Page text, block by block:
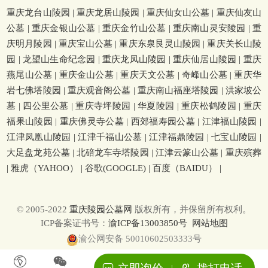
重庆龙台山陵园 | 重庆龙居山陵园 | 重庆仙女山公墓 | 重庆仙友山
公墓 |重庆金银山公墓 | 重庆金竹山公墓 | 重庆南山灵安陵园 | 重
庆明月陵园 | 重庆宝山公墓 |重庆东泉艮灵山陵园 |重庆关长山陵
园 | 龙望山生命纪念园 | 重庆龙凤山陵园 | 重庆仙居山陵园 | 重庆
燕尾山公墓 | 重庆金山公墓|重庆天文公墓 | 奇峰山公墓 |重庆华
岩七佛塔陵园 | 重庆观音阁公墓 | 重庆南山福座塔陵园 | 洪家坡公
墓 | 四公里公墓 |重庆寺坪陵园 |华夏陵园 | 重庆松鹤陵园 | 重庆
福果山陵园 | 重庆佛灵寺公墓| 西郊福寿园公墓| 江津福山陵园 |
江津凤凰山陵园 |江津千福山公墓 |江津福鼎陵园 | 七宝山陵园 |
大足盘龙苑公墓| 北碚龙车寺塔陵园 | 江津云篆山公墓 | 重庆殡葬
| 雅虎（YAHOO） |谷歌(GOOGLE) |百度（BAIDU） |
© 2005-2022 重庆陵园公墓网 版权所有，并保留所有权利。
ICP备案证书号： 渝ICP备13003850号 网站地图
渝公网安备 50010602503333号